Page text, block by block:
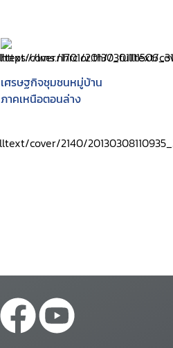
เศรษฐกิจชุมชนหมู่บ้าน
ภาคเหนือตอนล่าง